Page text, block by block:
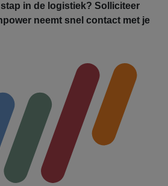
in de logistiek? Solliciteer
neemt snel contact met je